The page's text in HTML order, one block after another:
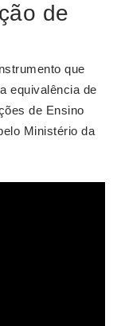
de
que
equivalência de
de Ensino
Ministério da